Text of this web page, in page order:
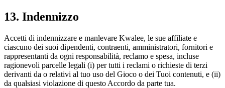
13. Indennizzo
Accetti di indennizzare e manlevare Kwalee, le sue affiliate e
ciascuno dei suoi dipendenti, contraenti, amministratori, fornitori e
rappresentanti da ogni responsabilità, reclamo e spesa, incluse
ragionevoli parcelle legali (i) per tutti i reclami o richieste di terzi
derivanti da o relativi al tuo uso del Gioco o dei Tuoi contenuti, e (ii)
da qualsiasi violazione di questo Accordo da parte tua.